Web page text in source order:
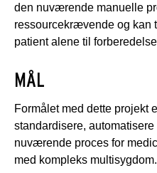
den nuværende manuelle
ressourcekrævende og kan
patient alene til
MÅL
Formålet med dette projekt
standardisere,
nuværende proces for
med kompleks multisygdom.